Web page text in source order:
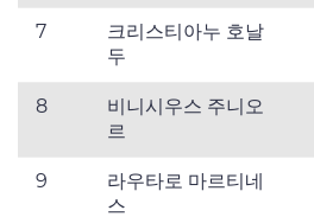
7
크리스티아누 호날
두
8
비니시우스 주니오
르
9
라우타로 마르티네
스